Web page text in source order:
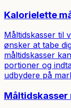
Kalorielette
Måltidskasser til
ønsker at tabe
måltidskasser
portioner og
udbydere på